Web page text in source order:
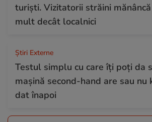
turiști. Vizitatorii străini
mult decât localnici
Știri Externe
Testul simplu cu care îți poți da
mașină second-hand are sau
dat înapoi